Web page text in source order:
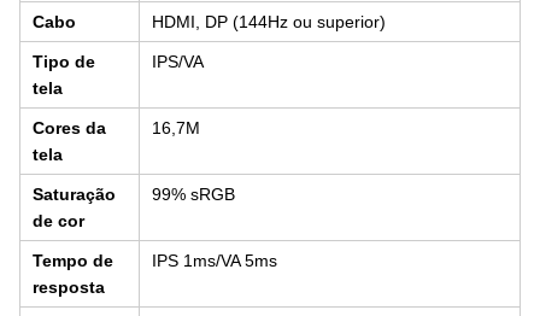
Cabo HDMI, DP (144Hz ou superior)
Tipo de
tela
IPS/VA
Cores da
tela
16,7M
Saturação
de cor
99% sRGB
Tempo de
resposta
IPS 1ms/VA 5ms